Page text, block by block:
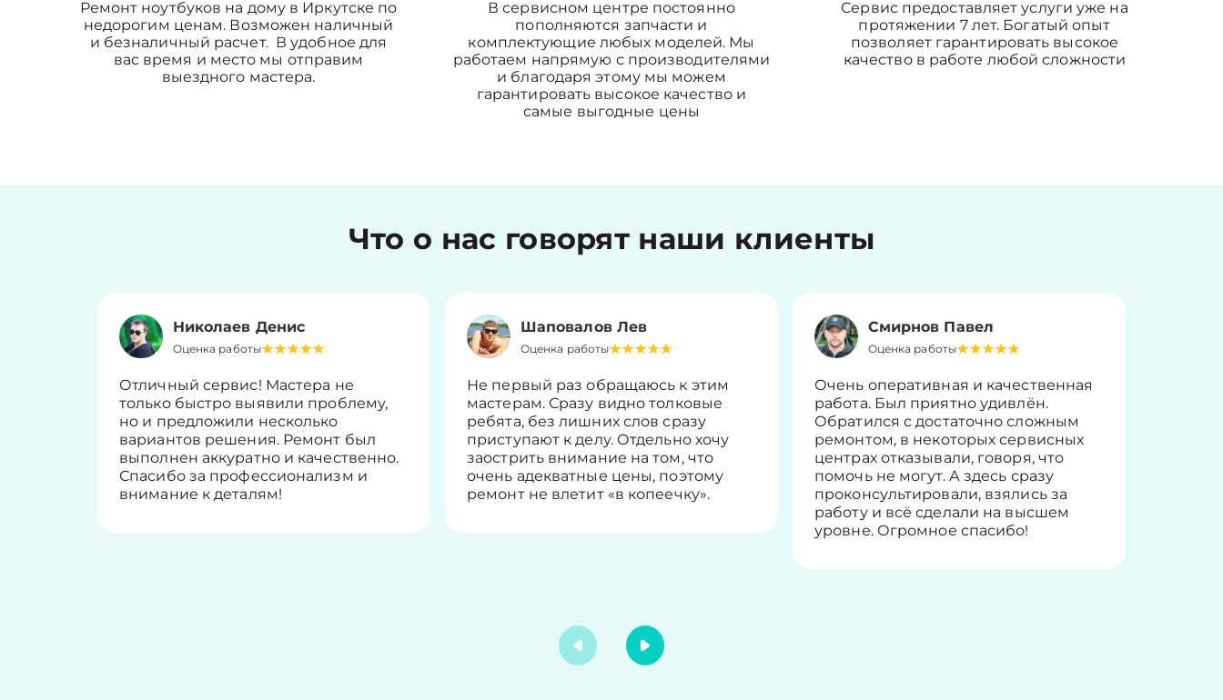
Ремонт ноутбуков на дому в Иркутске по
недорогим ценам. Возможен наличный
и безналичный расчет. В удобное для
вас время и место мы отправим
выездного мастера.
В сервисном центре постоянно
пополняются запчасти и
комплектующие любых моделей. Мы
работаем напрямую с производителями
и благодаря этому мы можем
гарантировать высокое качество и
самые выгодные цены
Сервис предоставляет услуги уже на
протяжении 7 лет. Богатый опыт
позволяет гарантировать высокое
качество в работе любой сложности
Что о нас говорят наши клиенты
Николаев Денис
Оценка работы
Отличный сервис! Мастера не
только быстро выявили проблему,
но и предложили несколько
вариантов решения. Ремонт был
выполнен аккуратно и качественно.
Спасибо за профессионализм и
внимание к деталям!
Шаповалов Лев
Оценка работы
Не первый раз обращаюсь к этим
мастерам. Сразу видно толковые
ребята, без лишних слов сразу
приступают к делу. Отдельно хочу
заострить внимание на том, что
очень адекватные цены, поэтому
ремонт не влетит «в копеечку».
Смирнов Павел
Оценка работы
Очень оперативная и качественная
работа. Был приятно удивлён.
Обратился с достаточно сложным
ремонтом, в некоторых сервисных
центрах отказывали, говоря, что
помочь не могут. А здесь сразу
проконсультировали, взялись за
работу и всё сделали на высшем
уровне. Огромное спасибо!